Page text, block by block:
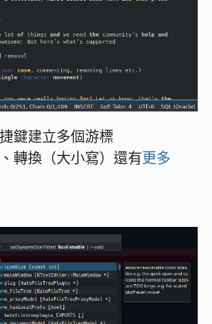
鍵建立多個游標
轉換（大小寫）還有更多